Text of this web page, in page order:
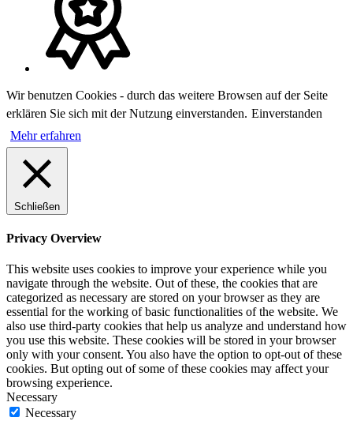
Wir benutzen Cookies - durch das weitere Browsen auf der Seite
erklären Sie sich mit der Nutzung einverstanden. Einverstanden
Mehr erfahren
Schließen
Privacy Overview
This website uses cookies to improve your experience while you
navigate through the website. Out of these, the cookies that are
categorized as necessary are stored on your browser as they are
essential for the working of basic functionalities of the website. We
also use third-party cookies that help us analyze and understand how
you use this website. These cookies will be stored in your browser
only with your consent. You also have the option to opt-out of these
cookies. But opting out of some of these cookies may affect your
browsing experience.
Necessary
Necessary